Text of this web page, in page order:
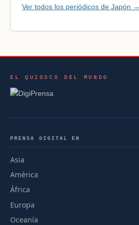
Ver todos los periódicos de Japón →
EL QUIOSCO DEL MUNDO
PRENSA DIGITAL EN
Asia
América
África
Europa
Oceanía